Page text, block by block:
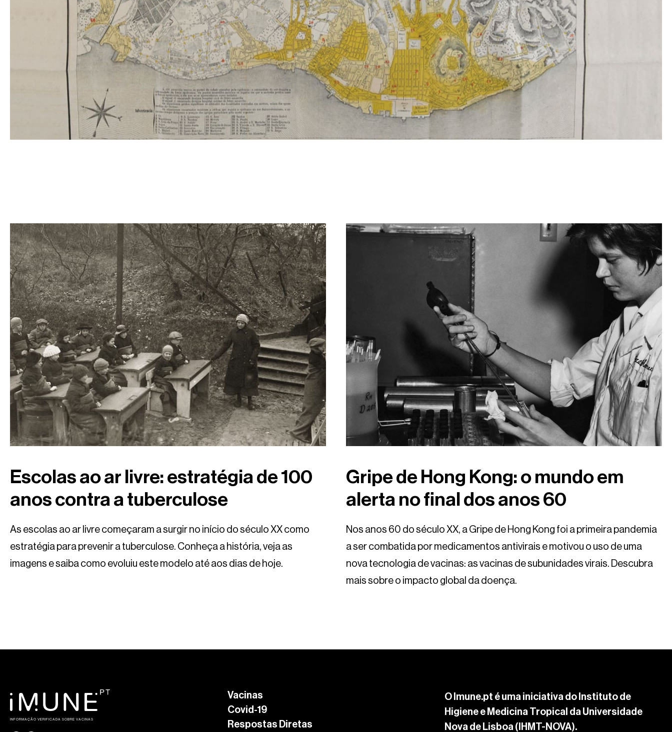
Escolas ao ar livre: estratégia de 100
anos contra a tuberculose
As escolas ao ar livre começaram a surgir no início do século XX como
estratégia para prevenir a tuberculose. Conheça a história, veja as
imagens e saiba como evoluiu este modelo até aos dias de hoje.
Gripe de Hong Kong: o mundo em
alerta no final dos anos 60
Nos anos 60 do século XX, a Gripe de Hong Kong foi a primeira pandemia
a ser combatida por medicamentos antivirais e motivou o uso de uma
nova tecnologia de vacinas: as vacinas de subunidades virais. Descubra
mais sobre o impacto global da doença.
INFORMAÇÃO VERIFICADA SOBRE VACINAS
Vacinas
Covid-19
Respostas Diretas
O Imune.pt é uma iniciativa do Instituto de
Higiene e Medicina Tropical da Universidade
Nova de Lisboa (IHMT-NOVA).